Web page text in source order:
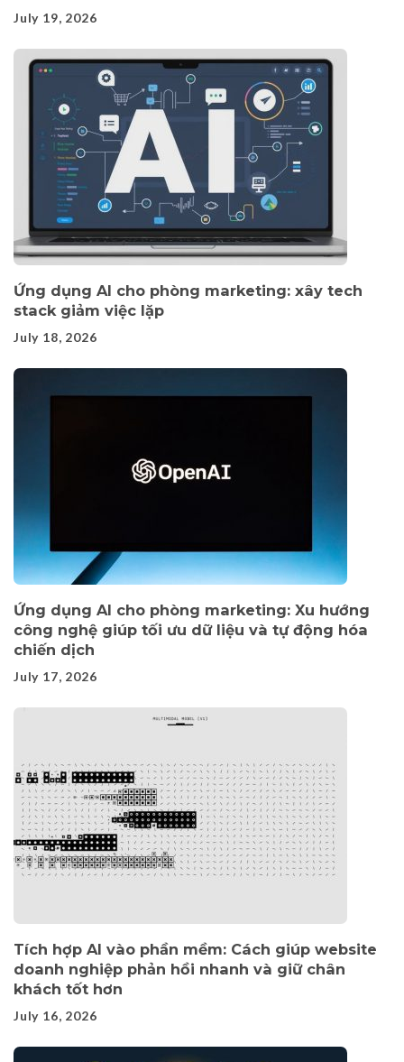
July 19, 2026
Ứng dụng AI cho phòng marketing: xây tech
stack giảm việc lặp
July 18, 2026
Ứng dụng AI cho phòng marketing: Xu hướng
công nghệ giúp tối ưu dữ liệu và tự động hóa
chiến dịch
July 17, 2026
Tích hợp AI vào phần mềm: Cách giúp website
doanh nghiệp phản hồi nhanh và giữ chân
khách tốt hơn
July 16, 2026